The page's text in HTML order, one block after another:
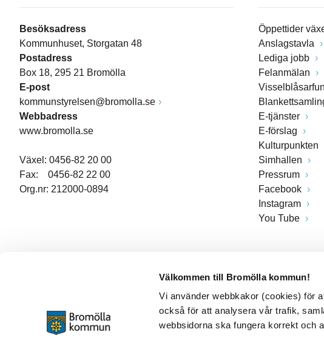
Välkommen till Bromölla kommun!
Vi använder webbkakor (cookies) för
också för att analysera vår trafik,
webbsidorna ska fungera korrekt och
Besöksadress
Kommunhuset, Storgatan 48
Postadress
Box 18, 295 21 Bromölla
E-post
kommunstyrelsen@bromolla.se
Webbadress
www.bromolla.se
Växel: 0456-82 20 00
Fax: 0456-82 22 00
Org.nr: 212000-0894
Öppettider
Anslagstavla
Lediga jobb
Felanmälan
E-tjänster
E-förslag
Kulturpunkten
Simhallen
Pressrum
Facebook
Instagram
You Tube